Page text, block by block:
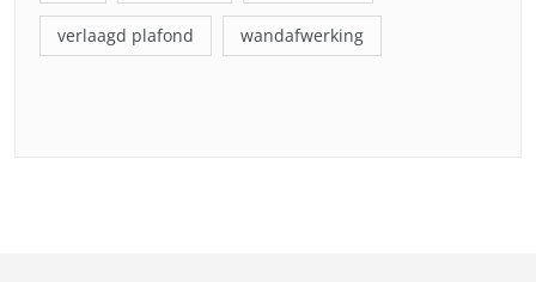
verlaagd plafond wandafwerking